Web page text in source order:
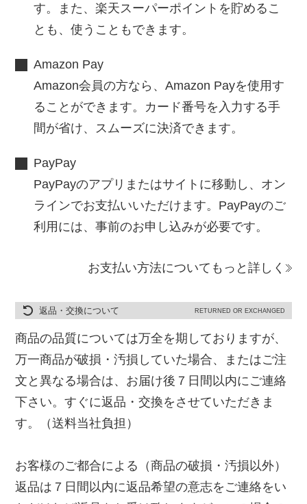
す。また、楽天スーパーポイントを貯めるこ
とも、使うこともできます。
Amazon Pay
Amazon会員の方なら、Amazon Payを使用す
ることができます。カード番号を入力する手
間が省け、スムーズに決済できます。
PayPay
PayPayのアプリまたはサイトに移動し、オン
ラインでお支払いいただけます。PayPayのご
利用には、事前のお申し込みが必要です。
お支払い方法についてもっと詳しく
返品・交換について RETURNED OR EXCHANGED
商品の品質については万全を期しておりますが、
万一商品が破損・汚損していた場合、またはご注
文と異なる場合は、お届け後７日間以内にご連絡
下さい。すぐに返品・交換をさせていただきま
す。（送料当社負担）
お客様のご都合による（商品の破損・汚損以外）
返品は７日間以内に返品希望の意志をご連絡をい